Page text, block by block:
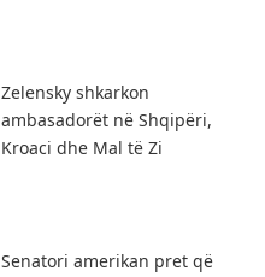
Zelensky shkarkon
ambasadorët në Shqipëri,
Kroaci dhe Mal të Zi
Senatori amerikan pret që